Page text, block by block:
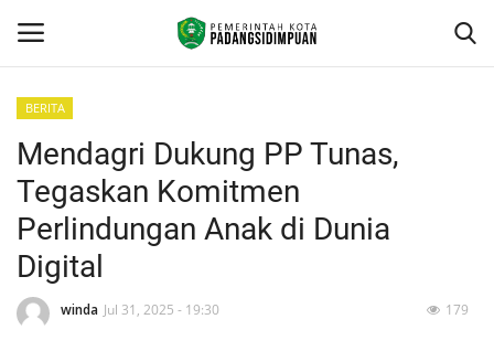
Beranda
KONTAK
Contact
arcgis
BERITA
Mendagri Dukung PP Tunas,
Tegaskan Komitmen
Perlindungan Anak di Dunia
Digital
winda Jul 31, 2025 - 19:30 179